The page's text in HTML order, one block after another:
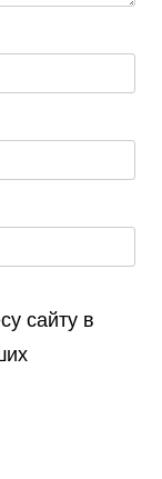
сайту в